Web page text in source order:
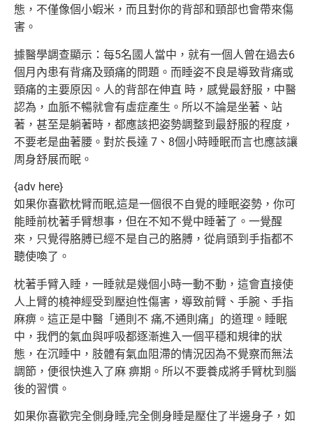
態，不僅像個小蝦米，而且對你的背部和頸部也會帶來傷
害。
據醫學調查顯示：每5名國人當中，就有一個人曾在過去6
個月內患有背痛及頸痛的問題。而睡姿不良是導致背痛或
頸痛的主要原因。人的背部在伸直 時，感覺最舒服，中醫
認為，血脈不暢就會有虛症產生。所以不論是坐著、站
著，甚至是躺著時，都應該把姿勢調整到最舒服的程度，
不要老是曲著腰。對於長達 7、8個小時睡眠而言也應該讓
周身舒展而眠。
{adv here}
如果你喜歡枕臂而眠,這是一個很不自覺的睡眠姿勢，你可
能睡前枕著手臂想事，但在不知不覺中睡著了。一覺醒
來，只覺得胳膊已經不是自己的胳膊，從肩頭到手指都不
聽使喚了。
枕著手臂入睡，一睡就是幾個小時一動不動，這會直接使
人上臂的橈神經受到壓迫性傷害，導致前臂、手腕、手指
麻痹。這正是中醫「通則不 痛,不通則痛」的道理。睡眠
中，我們的氣血與呼吸都逐漸進入一個平穩和規律的狀
態，在沉睡中，肢體有氣血阻滯的情況因為不覺察而無法
調節，便很快進入了麻 痹期。所以不要養成將手臂枕到腦
後的習慣。
如果你喜歡完全側身睡,完全側身睡是壓住了半邊身子，如